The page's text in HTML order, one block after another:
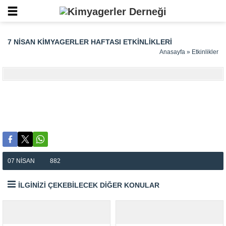
7 NISAN KIMYAGERLER HAFTASI ETKINLIKLERI
Anasayfa » Etkinlikler
07 NISAN 882
İLGİNİZİ ÇEKEBİLECEK DİĞER KONULAR